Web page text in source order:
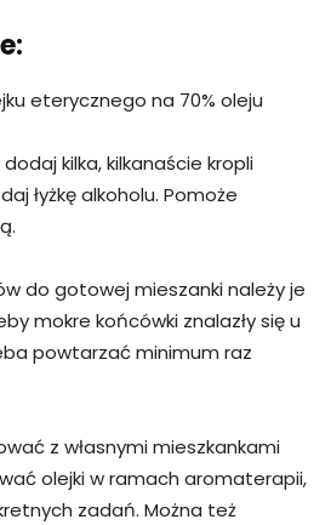
eterycznego na 70% oleju
kilka, kilkanaście kropli
łyżkę alkoholu. Pomoże
do gotowej mieszanki należy je
mokre końcówki znalazły się u
powtarzać minimum raz
z własnymi mieszkankami
olejki w ramach aromaterapii,
zadań. Można też